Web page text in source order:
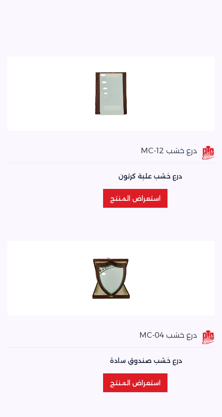
درع خشب MC-12
درع خشب علبة كرتون
استعراض المنتج
استعراض المنتج
درع خشب MC-04
درع خشب صندوق سادة
استعراض المنتج
استعراض المنتج